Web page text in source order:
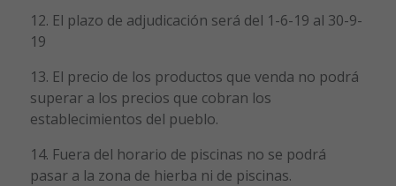
12. El plazo de adjudicación será del 1-6-19 al 30-9-
19
13. El precio de los productos que venda no podrá
superar a los precios que cobran los
establecimientos del pueblo.
14. Fuera del horario de piscinas no se podrá
pasar a la zona de hierba ni de piscinas.